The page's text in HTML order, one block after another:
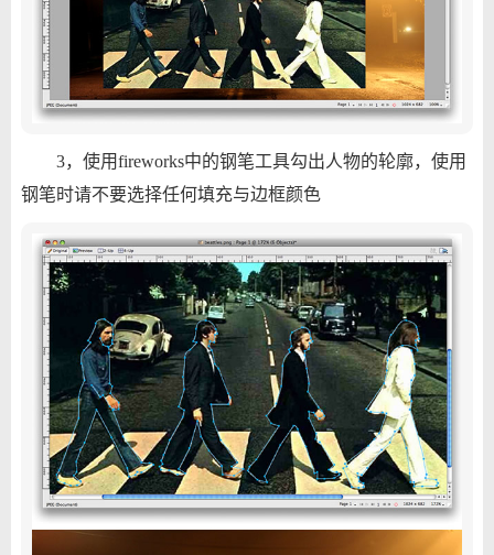
3，使用fireworks中的钢笔工具勾出人物的轮廓，使用
钢笔时请不要选择任何填充与边框颜色